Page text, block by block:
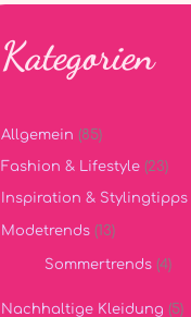
Kategorien
Allgemein (85)
Fashion & Lifestyle (23)
Inspiration & Stylingtipps
Modetrends (13)
Sommertrends(4)
Nachhaltige Kleidung (5)